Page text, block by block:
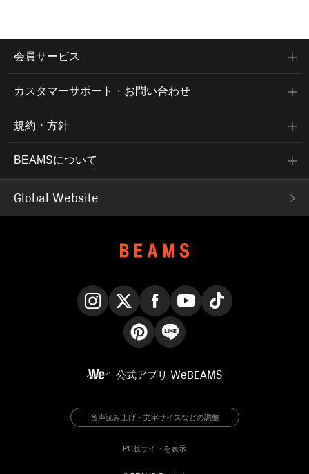
会員サービス
カスタマーサポート・お問い合わせ
規約・方針
BEAMSについて
Global Website
公式アプリ WeBEAMS
音声読み上げ・文字サイズなどの調整
PC版サイトを表示